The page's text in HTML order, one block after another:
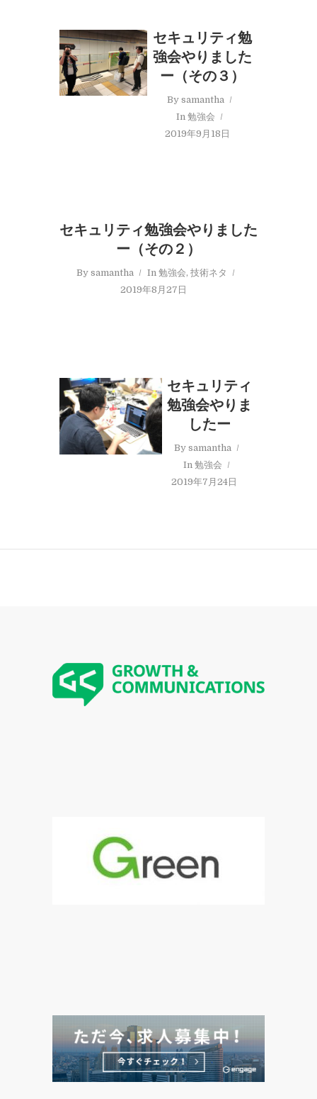
セキュリティ勉
強会やりました
ー（その３）
Bysamantha
In勉強会
2019年9月18日
セキュリティ勉強会やりました
ー（その２）
By samantha In 勉強会, 技術ネタ
2019年8月27日
セキュリティ
勉強会やりま
したー
Bysamantha
In勉強会
2019年7月24日